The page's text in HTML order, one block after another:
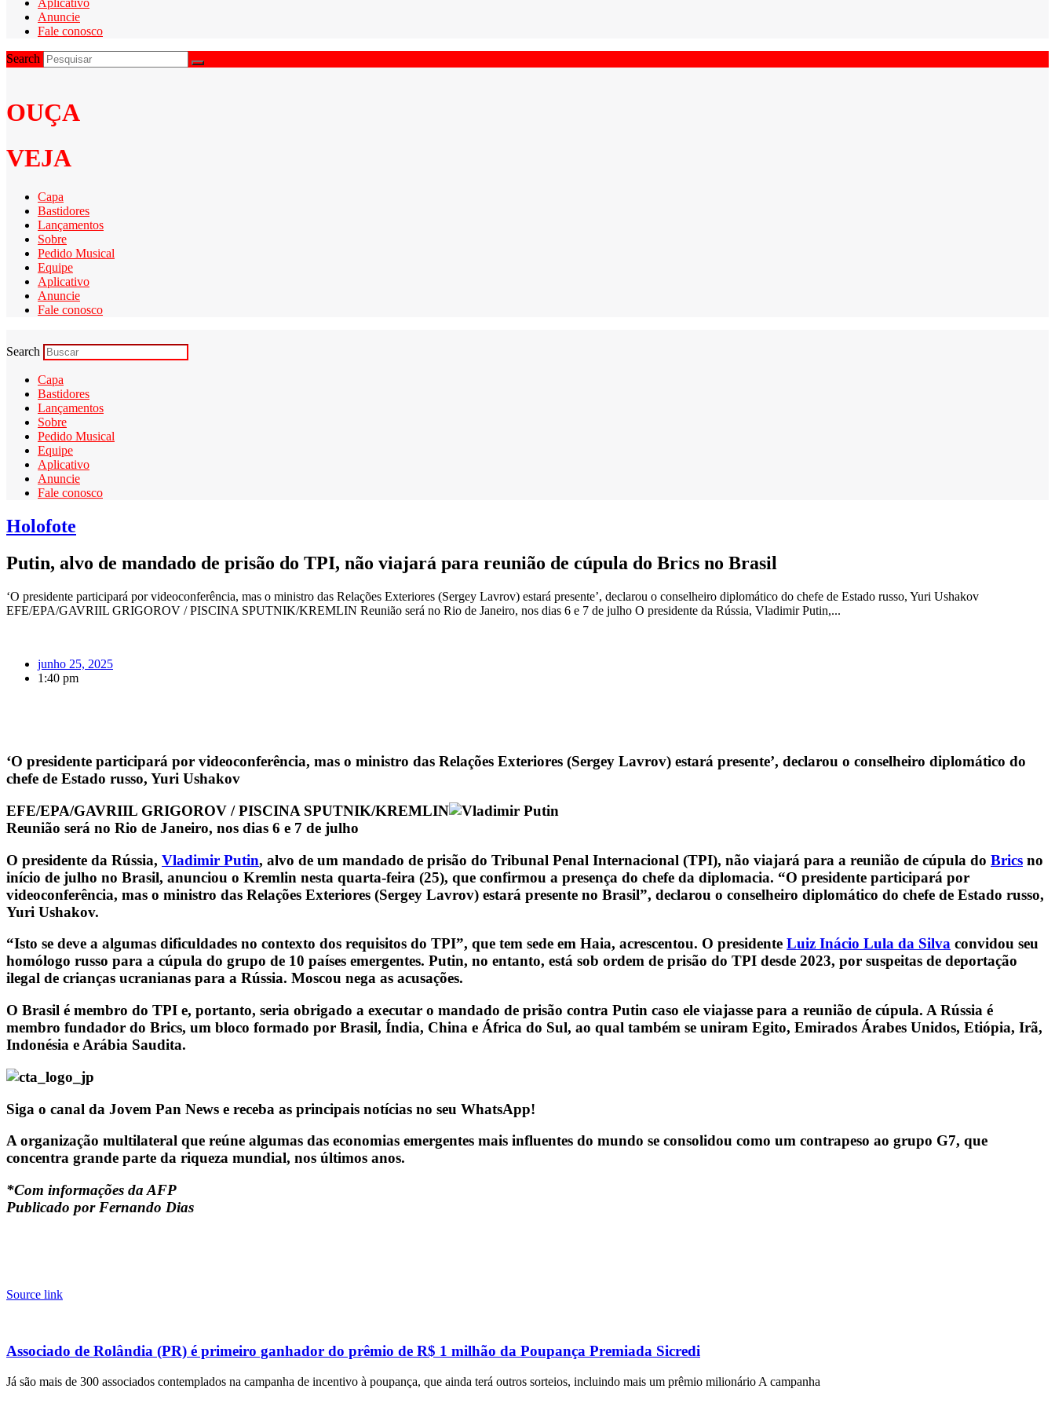
Anuncie
Fale conosco
Search
OUÇA
VEJA
Capa
Bastidores
Lançamentos
Sobre
Pedido Musical
Equipe
Aplicativo
Anuncie
Fale conosco
Search
Capa
Bastidores
Lançamentos
Sobre
Pedido Musical
Equipe
Aplicativo
Anuncie
Fale conosco
Holofote
Putin, alvo de mandado de prisão do TPI, não viajará para reunião de cúpula do Brics no Brasil
‘O presidente participará por videoconferência, mas o ministro das Relações Exteriores (Sergey Lavrov) estará presente’, declarou o conselheiro diplomático do chefe de Estado russo, Yuri Ushakov
EFE/EPA/GAVRIIL GRIGOROV / PISCINA SPUTNIK/KREMLIN Reunião será no Rio de Janeiro, nos dias 6 e 7 de julho O presidente da Rússia, Vladimir Putin,...
junho 25, 2025
1:40 pm
‘O presidente participará por videoconferência, mas o ministro das Relações Exteriores (Sergey Lavrov) estará presente’, declarou o conselheiro diplomático do
chefe de Estado russo, Yuri Ushakov
EFE/EPA/GAVRIIL GRIGOROV / PISCINA SPUTNIK/KREMLIN
Reunião será no Rio de Janeiro, nos dias 6 e 7 de julho
O presidente da Rússia, Vladimir Putin, alvo de um mandado de prisão do Tribunal Penal Internacional (TPI), não viajará para a reunião de cúpula do Brics no
início de julho no Brasil, anunciou o Kremlin nesta quarta-feira (25), que confirmou a presença do chefe da diplomacia. “O presidente participará por
videoconferência, mas o ministro das Relações Exteriores (Sergey Lavrov) estará presente no Brasil”, declarou o conselheiro diplomático do chefe de Estado russo,
Yuri Ushakov.
“Isto se deve a algumas dificuldades no contexto dos requisitos do TPI”, que tem sede em Haia, acrescentou. O presidente Luiz Inácio Lula da Silva convidou seu
homólogo russo para a cúpula do grupo de 10 países emergentes. Putin, no entanto, está sob ordem de prisão do TPI desde 2023, por suspeitas de deportação
ilegal de crianças ucranianas para a Rússia. Moscou nega as acusações.
O Brasil é membro do TPI e, portanto, seria obrigado a executar o mandado de prisão contra Putin caso ele viajasse para a reunião de cúpula. A Rússia é
membro fundador do Brics, um bloco formado por Brasil, Índia, China e África do Sul, ao qual também se uniram Egito, Emirados Árabes Unidos, Etiópia, Irã,
Indonésia e Arábia Saudita.
Siga o canal da Jovem Pan News e receba as principais notícias no seu WhatsApp!
A organização multilateral que reúne algumas das economias emergentes mais influentes do mundo se consolidou como um contrapeso ao grupo G7, que
concentra grande parte da riqueza mundial, nos últimos anos.
*Com informações da AFP
Publicado por Fernando Dias
Source link
Associado de Rolândia (PR) é primeiro ganhador do prêmio de R$ 1 milhão da Poupança Premiada Sicredi
Já são mais de 300 associados contemplados na campanha de incentivo à poupança, que ainda terá outros sorteios, incluindo mais um prêmio milionário A campanha